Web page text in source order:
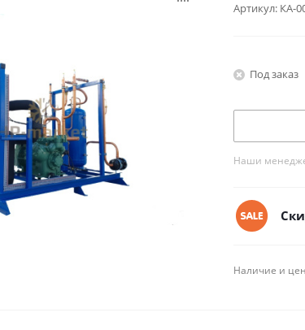
Артикул: КА-
Под заказ
Наши
Наличие и